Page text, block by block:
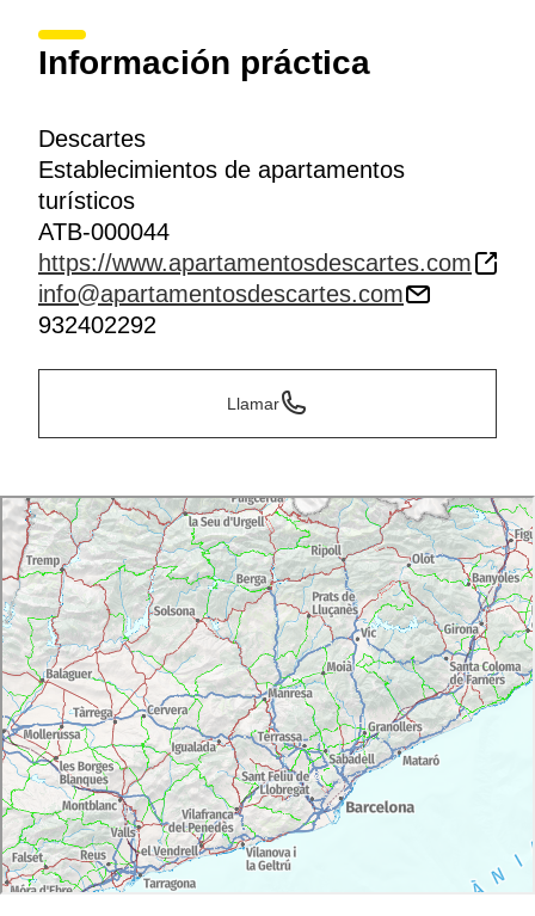
Información práctica
Descartes
Establecimientos de apartamentos
turísticos
ATB-000044
https://www.apartamentosdescartes.com
info@apartamentosdescartes.com
932402292
Llamar